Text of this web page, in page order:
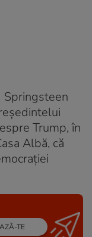
Springsteen
Trump, în
Albă, că
TE